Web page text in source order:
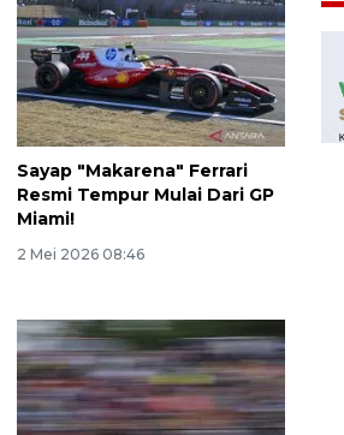
Sayap "Makarena" Ferrari
Resmi Tempur Mulai Dari GP
Miami!
2 Mei 2026 08:46